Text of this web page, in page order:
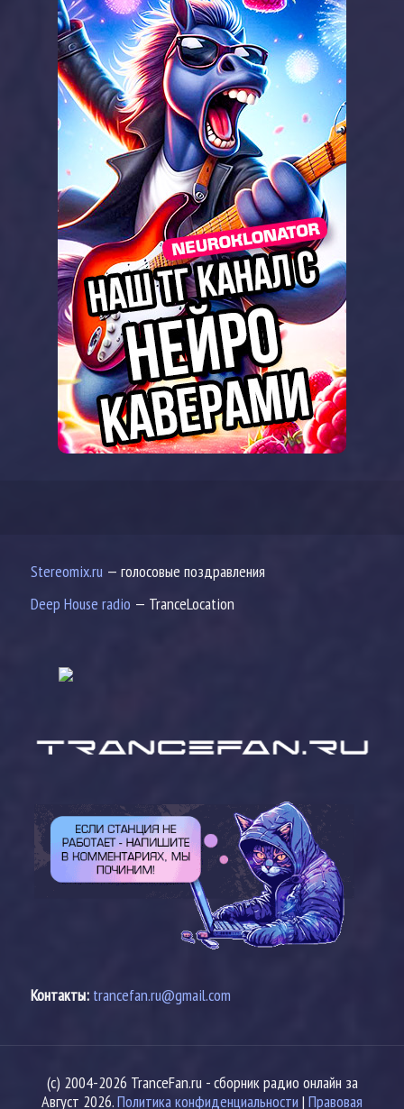
Stereomix.ru— голосовые поздравления
Deep House radio — TranceLocation
Контакты: trancefan.ru@gmail.com
(c) 2004-2026 TranceFan.ru - сборник радио онлайн за
Август 2026.Политика конфиденциальности | Правовая